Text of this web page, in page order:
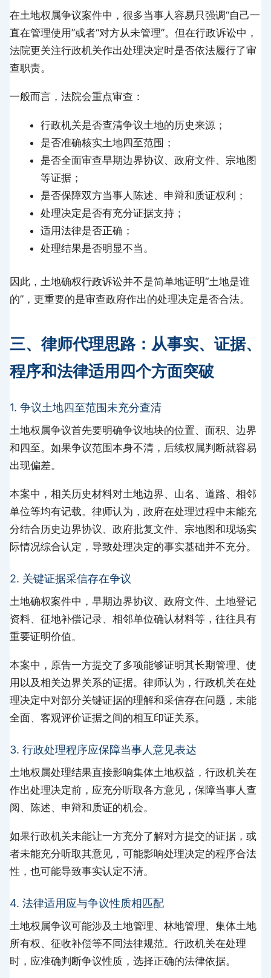
在土地权属争议案件中，很多当事人容易只强调“自己一
直在管理使用”或者“对方从未管理”。但在行政诉讼中，
法院更关注行政机关作出处理决定时是否依法履行了审
查职责。
一般而言，法院会重点审查：
行政机关是否查清争议土地的历史来源；
是否准确核实土地四至范围；
是否全面审查早期边界协议、政府文件、宗地图
等证据；
是否保障双方当事人陈述、申辩和质证权利；
处理决定是否有充分证据支持；
适用法律是否正确；
处理结果是否明显不当。
因此，土地确权行政诉讼并不是简单地证明“土地是谁
的”，更重要的是审查政府作出的处理决定是否合法。
三、律师代理思路：从事实、证据、
程序和法律适用四个方面突破
1. 争议土地四至范围未充分查清
土地权属争议首先要明确争议地块的位置、面积、边界
和四至。如果争议范围本身不清，后续权属判断就容易
出现偏差。
本案中，相关历史材料对土地边界、山名、道路、相邻
单位等均有记载。律师认为，政府在处理过程中未能充
分结合历史边界协议、政府批复文件、宗地图和现场实
际情况综合认定，导致处理决定的事实基础并不充分。
2. 关键证据采信存在争议
土地确权案件中，早期边界协议、政府文件、土地登记
资料、征地补偿记录、相邻单位确认材料等，往往具有
重要证明价值。
本案中，原告一方提交了多项能够证明其长期管理、使
用以及相关边界关系的证据。律师认为，行政机关在处
理决定中对部分关键证据的理解和采信存在问题，未能
全面、客观评价证据之间的相互印证关系。
3. 行政处理程序应保障当事人意见表达
土地权属处理结果直接影响集体土地权益，行政机关在
作出处理决定前，应充分听取各方意见，保障当事人查
阅、陈述、申辩和质证的机会。
如果行政机关未能让一方充分了解对方提交的证据，或
者未能充分听取其意见，可能影响处理决定的程序合法
性，也可能导致事实认定不清。
4. 法律适用应与争议性质相匹配
土地权属争议可能涉及土地管理、林地管理、集体土地
所有权、征收补偿等不同法律规范。行政机关在处理
时，应准确判断争议性质，选择正确的法律依据。